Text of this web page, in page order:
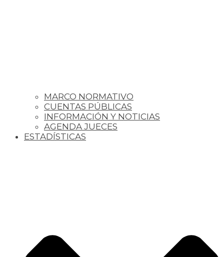
MARCO NORMATIVO
CUENTAS PÚBLICAS
INFORMACIÓN Y NOTICIAS
AGENDA JUECES
ESTADÍSTICAS